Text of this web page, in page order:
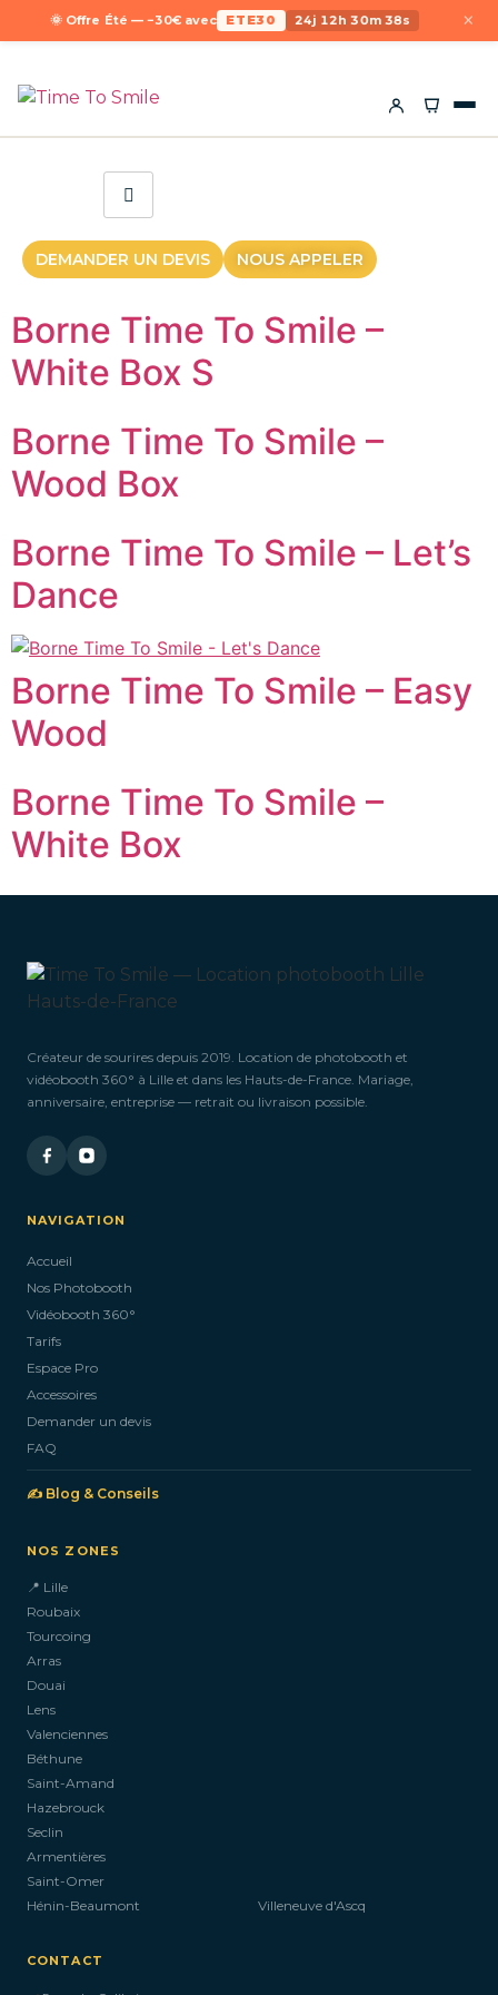
🌞 Offre Été — −30€ avec ETE30 24j 12h 30m 38s ×
DEMANDER UN DEVIS NOUS APPELER
Borne Time To Smile –
White Box S
Borne Time To Smile –
Wood Box
Borne Time To Smile – Let’s
Dance
Borne Time To Smile – Easy
Wood
Borne Time To Smile –
White Box
Créateur de sourires depuis 2019. Location de photobooth et
vidéobooth 360° à Lille et dans les Hauts-de-France. Mariage,
anniversaire, entreprise — retrait ou livraison possible.
NAVIGATION
Accueil
Nos Photobooth
Vidéobooth 360°
Tarifs
Espace Pro
Accessoires
Demander un devis
FAQ
✍️ Blog & Conseils
NOS ZONES
📍 Lille
Roubaix
Tourcoing
Arras
Douai
Lens
Valenciennes
Béthune
Saint-Amand
Hazebrouck
Seclin
Armentières
Saint-Omer
Hénin-Beaumont
Villeneuve d'Ascq
CONTACT